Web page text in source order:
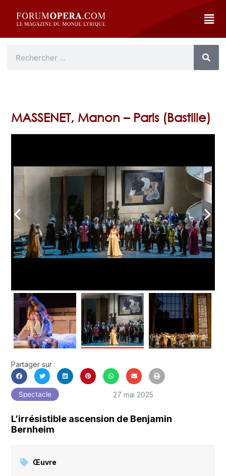
MASSENET, Manon – Paris (Bastille)
arrow_back_ios arrow_forward_ios
Partager sur :
Spectacle 27 mai 2025
L’irrésistible ascension de Benjamin
Bernheim
Œuvre